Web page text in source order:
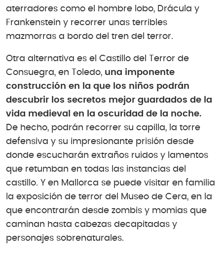
aterradores como el hombre lobo, Drácula y
Frankenstein y recorrer unas terribles
mazmorras a bordo del tren del terror.
Otra alternativa es el Castillo del Terror de
Consuegra, en Toledo, una imponente
construcción en la que los niños podrán
descubrir los secretos mejor guardados de la
vida medieval en la oscuridad de la noche.
De hecho, podrán recorrer su capilla, la torre
defensiva y su impresionante prisión desde
donde escucharán extraños ruidos y lamentos
que retumban en todas las instancias del
castillo. Y en Mallorca se puede visitar en familia
la exposición de terror del Museo de Cera, en la
que encontrarán desde zombis y momias que
caminan hasta cabezas decapitadas y
personajes sobrenaturales.